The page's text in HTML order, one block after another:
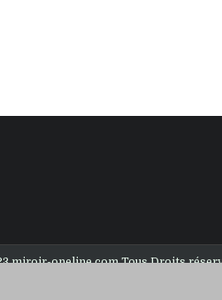
miroir-oneline.com Tous Droits